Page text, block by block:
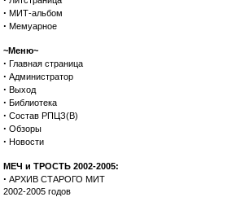
· МИТ-альбом
· Мемуарное
~Меню~
· Главная страница
· Администратор
· Выход
· Библиотека
· Состав РПЦЗ(В)
· Обзоры
· Новости
МЕЧ и ТРОСТЬ 2002-2005:
· АРХИВ СТАРОГО МИТ
2002-2005 годов